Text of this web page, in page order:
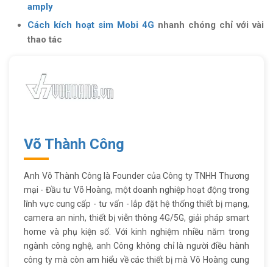
amply
Cách kích hoạt sim Mobi 4G nhanh chóng chỉ với vài
thao tác
Võ Thành Công
Anh Võ Thành Công là Founder của Công ty TNHH Thương
mại - Đầu tư Võ Hoàng, một doanh nghiệp hoạt động trong
lĩnh vực cung cấp - tư vấn - lắp đặt hệ thống thiết bị mạng,
camera an ninh, thiết bị viễn thông 4G/5G, giải pháp smart
home và phụ kiện số. Với kinh nghiệm nhiều năm trong
ngành công nghệ, anh Công không chỉ là người điều hành
công ty mà còn am hiểu về các thiết bị mà Võ Hoàng cung